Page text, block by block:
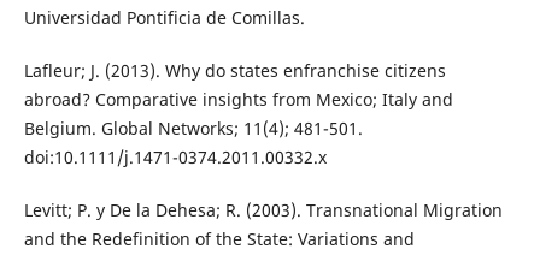
Universidad Pontificia de Comillas.
Lafleur; J. (2013). Why do states enfranchise citizens
abroad? Comparative insights from Mexico; Italy and
Belgium. Global Networks; 11(4); 481-501.
doi:10.1111/j.1471-0374.2011.00332.x
Levitt; P. y De la Dehesa; R. (2003). Transnational Migration
and the Redefinition of the State: Variations and